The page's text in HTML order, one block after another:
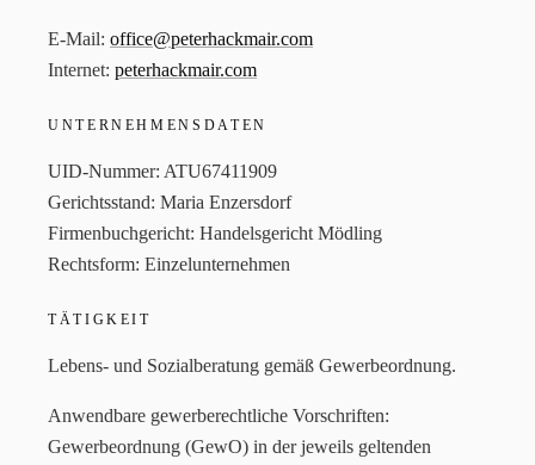
E-Mail: office@peterhackmair.com
Internet: peterhackmair.com
UNTERNEHMENSDATEN
UID-Nummer: ATU67411909
Gerichtsstand: Maria Enzersdorf
Firmenbuchgericht: Handelsgericht Mödling
Rechtsform: Einzelunternehmen
TÄTIGKEIT
Lebens- und Sozialberatung gemäß Gewerbeordnung.
Anwendbare gewerberechtliche Vorschriften:
Gewerbeordnung (GewO) in der jeweils geltenden